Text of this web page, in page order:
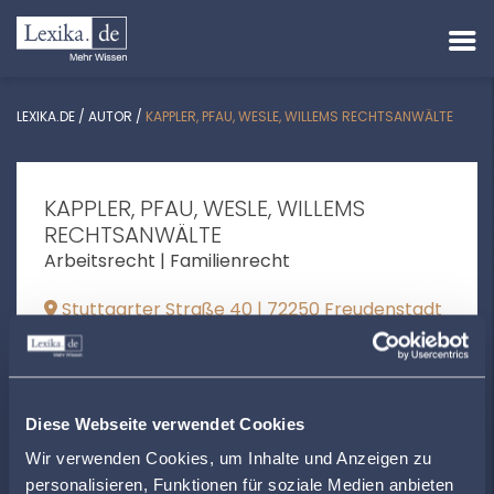
Diese Webseite verwendet Cookies
Wir verwenden Cookies, um Inhalte und Anzeigen zu
personalisieren, Funktionen für soziale Medien anbieten
LEXIKA.DE / AUTOR / KAPPLER, PFAU, WESLE, WILLEMS RECHTSANWÄLTE
KAPPLER, PFAU, WESLE, WILLEMS
RECHTSANWÄLTE
Arbeitsrecht | Familienrecht
Stuttgarter Straße 40 | 72250 Freudenstadt
info@rae-kappler.de
+4974416081
www.rae-kappler.de